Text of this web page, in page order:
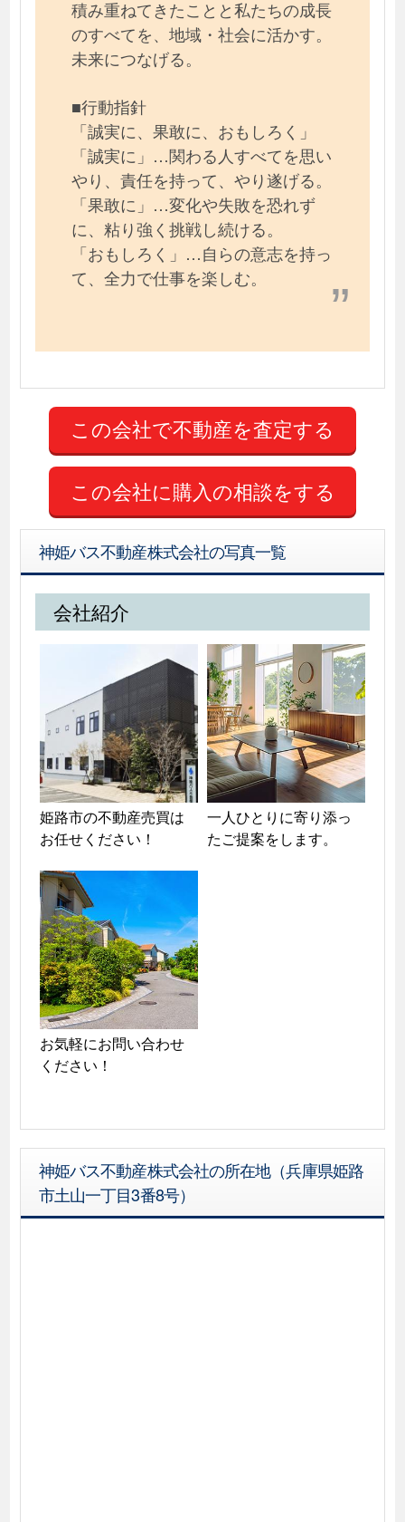
積み重ねてきたことと私たちの成長
のすべてを、地域・社会に活かす。
未来につなげる。
■行動指針
「誠実に、果敢に、おもしろく」
「誠実に」…関わる人すべてを思い
やり、責任を持って、やり遂げる。
「果敢に」…変化や失敗を恐れず
に、粘り強く挑戦し続ける。
「おもしろく」…自らの意志を持っ
て、全力で仕事を楽しむ。
この会社に購入の相談をする
神姫バス不動産株式会社の写真一覧
会社紹介
姫路市の不動産売買は
お任せください！
一人ひとりに寄り添っ
たご提案をします。
お気軽にお問い合わせ
ください！
神姫バス不動産株式会社の所在地（兵庫県姫路
市土山一丁目3番8号）